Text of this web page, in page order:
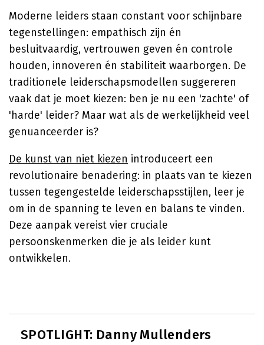
Moderne leiders staan constant voor schijnbare
tegenstellingen: empathisch zijn én
besluitvaardig, vertrouwen geven én controle
houden, innoveren én stabiliteit waarborgen. De
traditionele leiderschapsmodellen suggereren
vaak dat je moet kiezen: ben je nu een 'zachte' of
'harde' leider? Maar wat als de werkelijkheid veel
genuanceerder is?
De kunst van niet kiezen introduceert een
revolutionaire benadering: in plaats van te kiezen
tussen tegengestelde leiderschapsstijlen, leer je
om in de spanning te leven en balans te vinden.
Deze aanpak vereist vier cruciale
persoonskenmerken die je als leider kunt
ontwikkelen.
SPOTLIGHT: Danny Mullenders